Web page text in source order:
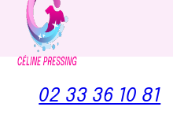
02 33 36 10 81
Panneau de gestion des cookies